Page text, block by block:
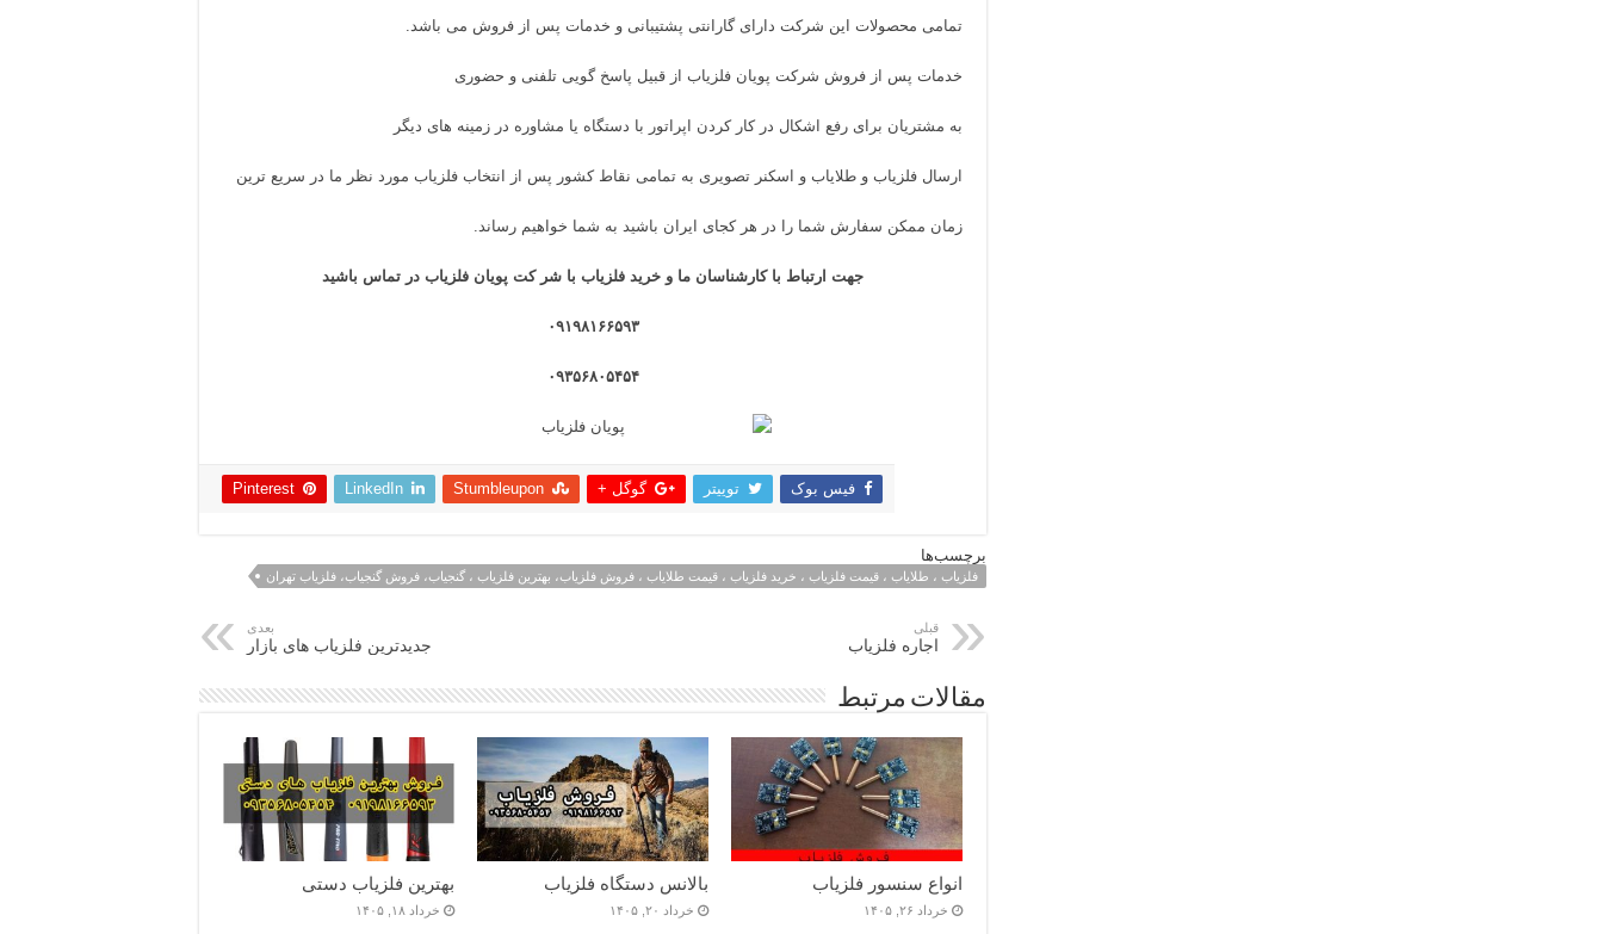
تمامی محصولات این شرکت دارای گارانتی پشتیبانی و خدمات پس از فروش می باشد.
خدمات پس از فروش شرکت پویان فلزیاب از قبیل پاسخ گویی تلفنی و حضوری
به مشتریان برای رفع اشکال در کار کردن اپراتور با دستگاه یا مشاوره در زمینه های دیگر
ارسال فلزیاب و طلایاب و اسکنر تصویری به تمامی نقاط کشور پس از انتخاب فلزیاب مورد نظر ما در سریع ترین
زمان ممکن سفارش شما را در هر کجای ایران باشید به شما خواهیم رساند.
جهت ارتباط با کارشناسان ما و خرید فلزیاب با شر کت پویان فلزیاب در تماس باشید
۰۹۱۹۸۱۶۶۵۹۳
۰۹۳۵۶۸۰۵۴۵۴
فیس بوک توییتر گوگل + Stumbleupon
LinkedIn
Pinterest
برچسب‌ها
فلزیاب ، طلایاب ، قیمت فلزیاب ، خرید فلزیاب ، قیمت طلایاب ، فروش فلزیاب، بهترین فلزیاب ، گنجیاب، فروش گنجیاب، فلزیاب تهران
قبلی
اجاره فلزیاب
بعدی
جدیدترین فلزیاب های بازار
مقالات مرتبط
انواع سنسور فلزیاب
خرداد ۲۶, ۱۴۰۵
بالانس دستگاه فلزیاب
خرداد ۲۰, ۱۴۰۵
بهترین فلزیاب دستی
خرداد ۱۸, ۱۴۰۵